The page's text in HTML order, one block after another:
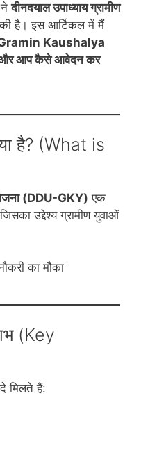
नेदीनदयाल उपाध्याय ग्रामीण
है। इस आर्टिकल में मैं
Kaushalya
और आप कैसे आवेदन कर
है? (What is
(DDU-GKY) एक
उद्देश्य ग्रामीण युवाओं
का मौका
(Key
मिलते हैं: